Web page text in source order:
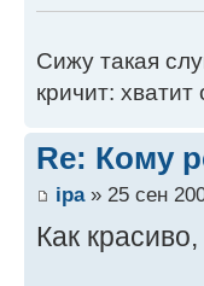
Сижу такая
кричит: хватит
Re: Кому
ipa» 25 сен
Как